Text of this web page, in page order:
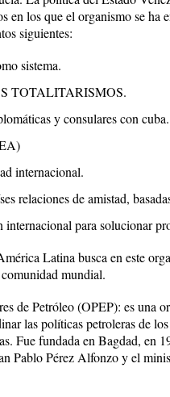
en los que el organismo se ha
siguientes:
sistema.
TOTALITARISMOS.
y consulares con cuba.
internacional.
relaciones de amistad,
para solucionar
Latina busca en este
mundial.
de Petróleo (OPEP): es una
las políticas petroleras de
Fue fundada en Bagdad, en
Pablo Pérez Alfonzo y el